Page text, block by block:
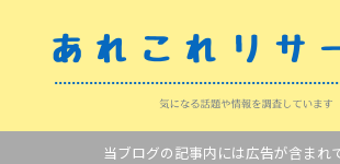
当ブログの記事内には広告が含まれ